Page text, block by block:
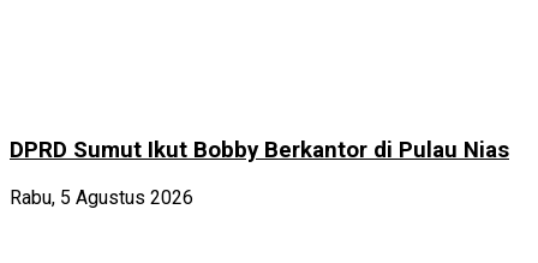
DPRD Sumut Ikut Bobby Berkantor di Pulau Nias
Rabu, 5 Agustus 2026